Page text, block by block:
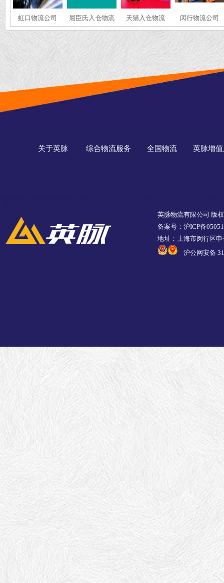
虹口物流公司 屈臣氏入仓物流 天猫入仓物流 闵行物流公司
关于英脉 综合物流服务 全国物流 英脉增
英脉物流有限公司 版
备案号：沪ICP备
地址：上海市闵行区
沪公网安备